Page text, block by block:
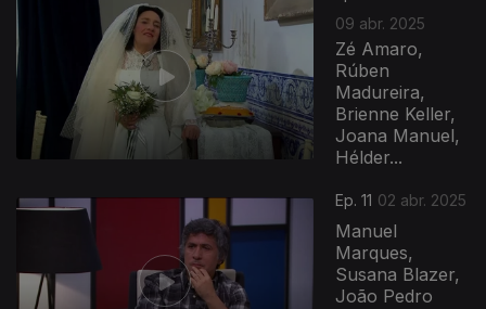
09 abr. 2025
Zé Amaro,
Rúben
Madureira,
Brienne Keller,
Joana Manuel,
Hélder...
Ep. 11 02 abr. 2025
Manuel
Marques,
Susana Blazer,
João Pedro